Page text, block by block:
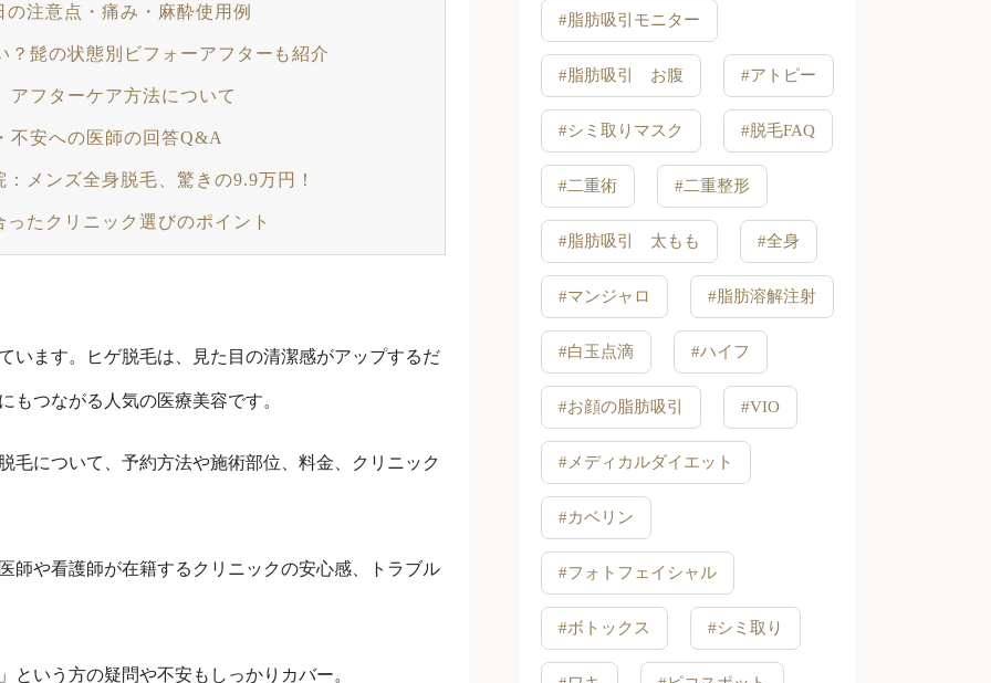
注意点・痛み・麻酔使用例
髭の状態別ビフォーアフターも紹介
フターケア方法について
不安への医師の回答Q&A
メンズ全身脱毛、驚きの9.9万円！
たクリニック選びのポイント
います。ヒゲ脱毛は、見た目の清潔感がアップするだ
もつながる人気の医療美容です。
毛について、予約方法や施術部位、料金、クリニック
師や看護師が在籍するクリニックの安心感、トラブル
いう方の疑問や不安もしっかりカバー。
#脂肪吸引モニター
#脂肪吸引 お腹 #アトピー
#シミ取りマスク #脱毛FAQ
#二重術 #二重整形
#脂肪吸引 太もも #全身
#マンジャロ #脂肪溶解注射
#白玉点滴 #ハイフ
#お顔の脂肪吸引 #VIO
#メディカルダイエット
#カベリン
#フォトフェイシャル
#ボトックス #シミ取り